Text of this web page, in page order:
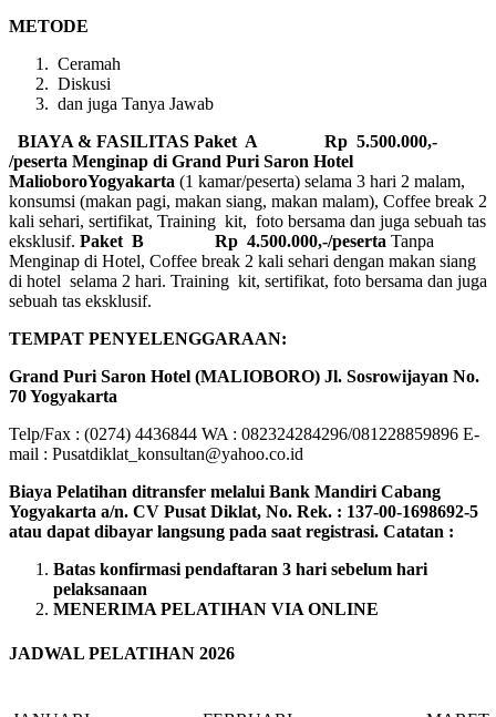
METODE
Ceramah
Diskusi
dan juga Tanya Jawab
BIAYA & FASILITAS Paket A Rp 5.500.000,-
/peserta Menginap di Grand Puri Saron Hotel
MalioboroYogyakarta (1 kamar/peserta) selama 3 hari 2 malam,
konsumsi (makan pagi, makan siang, makan malam), Coffee break 2
kali sehari, sertifikat, Training kit, foto bersama dan juga sebuah tas
eksklusif. Paket B Rp 4.500.000,-/peserta Tanpa
Menginap di Hotel, Coffee break 2 kali sehari dengan makan siang
di hotel selama 2 hari. Training kit, sertifikat, foto bersama dan juga
sebuah tas eksklusif.
TEMPAT PENYELENGGARAAN:
Grand Puri Saron Hotel (MALIOBORO) Jl. Sosrowijayan No.
70 Yogyakarta
Telp/Fax : (0274) 4436844 WA : 082324284296/081228859896 E-
mail : Pusatdiklat_konsultan@yahoo.co.id
Biaya Pelatihan ditransfer melalui Bank Mandiri Cabang
Yogyakarta a/n. CV Pusat Diklat, No. Rek. : 137-00-1698692-5
atau dapat dibayar langsung pada saat registrasi. Catatan :
Batas konfirmasi pendaftaran 3 hari sebelum hari
pelaksanaan
MENERIMA PELATIHAN VIA ONLINE
JADWAL PELATIHAN 2026